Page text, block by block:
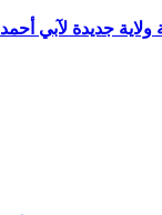
جديدة لآبي أحمد